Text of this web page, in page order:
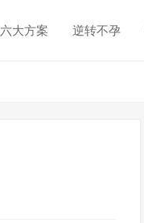
六大方案 逆转不孕